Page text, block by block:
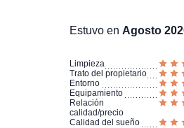
Estuvo en Agosto
Limpieza
Trato del propietario
Entorno
Equipamiento
Relación
calidad/precio
Calidad del sueño